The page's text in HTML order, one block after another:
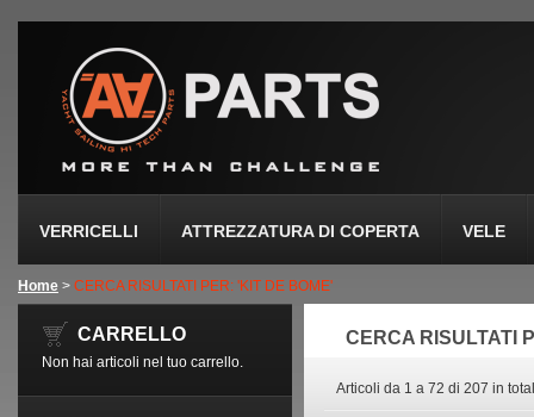
VERRICELLI ATTREZZATURA DI COPERTA VELE
Home > CERCA RISULTATI PER: 'KIT DE BOME'
CERCA RISULTATI
Articoli da 1 a 72 di 207 in
CARRELLO
Non hai articoli nel tuo carrello.